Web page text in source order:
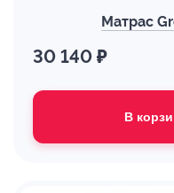
Матрас
30 140 ₽
В